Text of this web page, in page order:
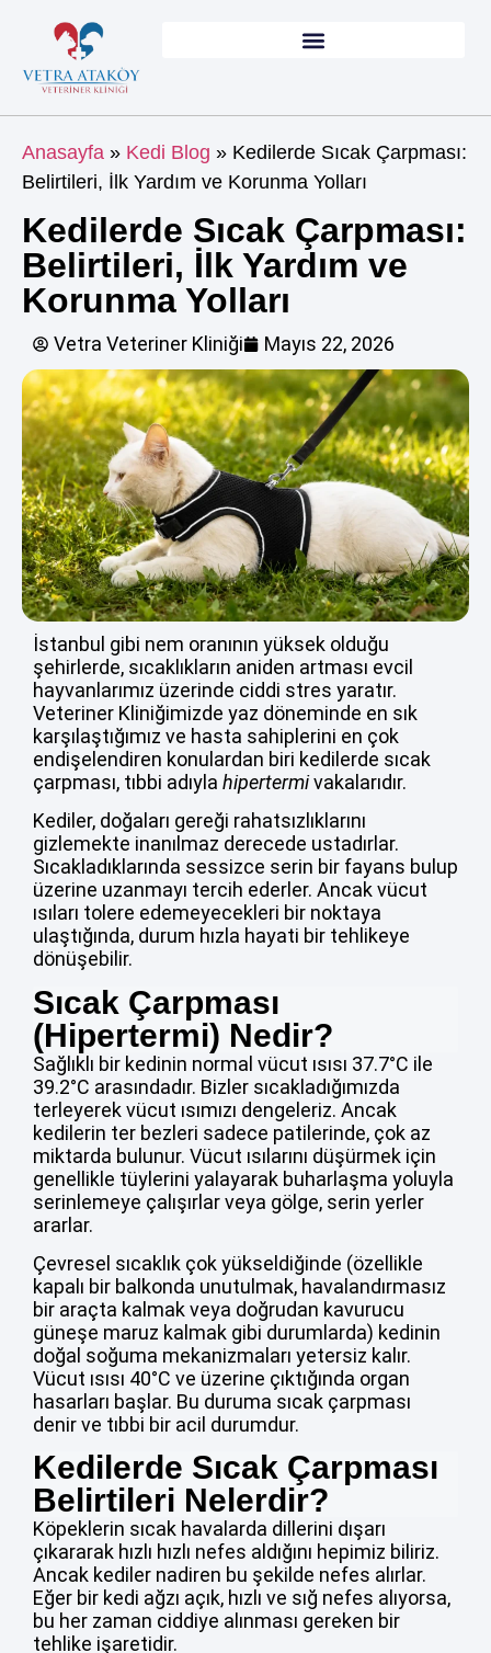
Anasayfa » Kedi Blog » Kedilerde Sıcak Çarpması:
Belirtileri, İlk Yardım ve Korunma Yolları
Kedilerde Sıcak Çarpması:
Belirtileri, İlk Yardım ve
Korunma Yolları
Vetra Veteriner Kliniği Mayıs 22, 2026
İstanbul gibi nem oranının yüksek olduğu
şehirlerde, sıcaklıkların aniden artması evcil
hayvanlarımız üzerinde ciddi stres yaratır.
Veteriner Kliniğimizde yaz döneminde en sık
karşılaştığımız ve hasta sahiplerini en çok
endişelendiren konulardan biri kedilerde sıcak
çarpması, tıbbi adıyla hipertermivakalarıdır.
Kediler, doğaları gereği rahatsızlıklarını
gizlemekte inanılmaz derecede ustadırlar.
Sıcakladıklarında sessizce serin bir fayans bulup
üzerine uzanmayı tercih ederler. Ancak vücut
ısıları tolere edemeyecekleri bir noktaya
ulaştığında, durum hızla hayati bir tehlikeye
dönüşebilir.
Sıcak Çarpması
(Hipertermi) Nedir?
Sağlıklı bir kedinin normal vücut ısısı 37.7°C ile
39.2°C arasındadır. Bizler sıcakladığımızda
terleyerek vücut ısımızı dengeleriz. Ancak
kedilerin ter bezleri sadece patilerinde, çok az
miktarda bulunur. Vücut ısılarını düşürmek için
genellikle tüylerini yalayarak buharlaşma yoluyla
serinlemeye çalışırlar veya gölge, serin yerler
ararlar.
Çevresel sıcaklık çok yükseldiğinde (özellikle
kapalı bir balkonda unutulmak, havalandırmasız
bir araçta kalmak veya doğrudan kavurucu
güneşe maruz kalmak gibi durumlarda) kedinin
doğal soğuma mekanizmaları yetersiz kalır.
Vücut ısısı 40°C ve üzerine çıktığında organ
hasarları başlar. Bu duruma sıcak çarpması
denir ve tıbbi bir acil durumdur.
Kedilerde Sıcak Çarpması
Belirtileri Nelerdir?
Köpeklerin sıcak havalarda dillerini dışarı
çıkararak hızlı hızlı nefes aldığını hepimiz biliriz.
Ancak kediler nadiren bu şekilde nefes alırlar.
Eğer bir kedi ağzı açık, hızlı ve sığ nefes alıyorsa,
bu her zaman ciddiye alınması gereken bir
tehlike işaretidir.